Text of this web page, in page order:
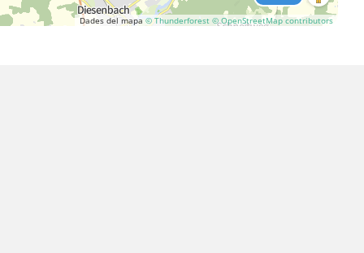
Dades del mapa © Thunderforest © OpenStreetMap contributors